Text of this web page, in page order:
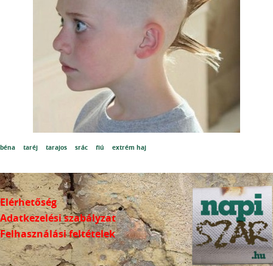
béna taréj tarajos srác fiú extrém haj
Elérhetőség
Adatkezelési szabályzat
Felhasználási feltételek